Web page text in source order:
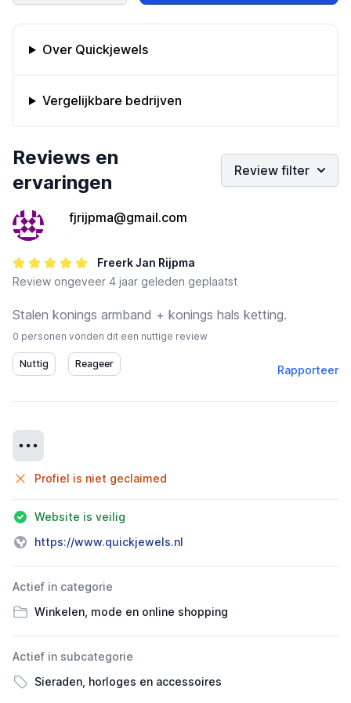
Omschrijving bedrijf
Over Quickjewels
Vergelijkbare bedrijven
Bedrijfs reviews
Reviews en
ervaringen
Review filter
fjrijpma@gmail.com
Freerk Jan Rijpma
Review ongeveer 4 jaar geleden geplaatst
Stalen konings armband + konings hals ketting.
0 personen vonden dit een nuttige review
Rapporteer
Profiel is niet geclaimed
Website is veilig
https://www.quickjewels.nl
Actief in categorie
Winkelen, mode en online shopping
Actief in subcategorie
Sieraden, horloges en accessoires